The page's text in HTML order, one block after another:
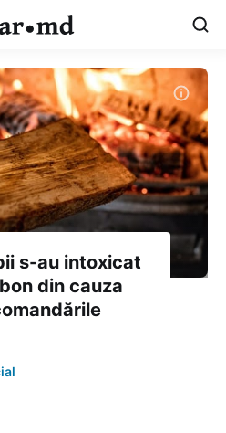
s-au intoxicat
din cauza